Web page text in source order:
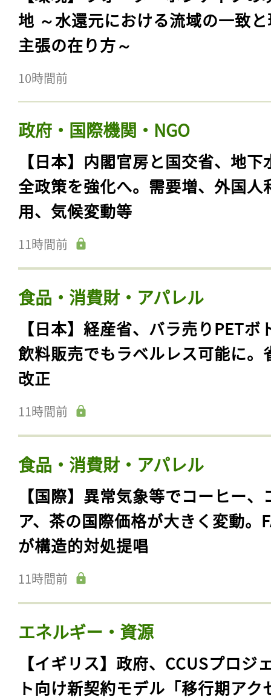
地 ～水還元における流域の一致
主張の在り方～
10時間前
政府・国際機関・NGO
【日本】内閣官房と国交省、地下
全政策を強化へ。需要増、外国人
用、気候変動等
11時間前
食品・消費財・アパレル
【日本】経産省、バラ売りPETボ
飲料販売でもラベルレス可能に。
改正
11時間前
食品・消費財・アパレル
【国際】異常気象等でコーヒー、
ア、茶の国際価格が大きく変動。
が構造的対処提唱
11時間前
エネルギー・資源
【イギリス】政府、CCUSプロジ
ト向け新契約モデル「移行期アク